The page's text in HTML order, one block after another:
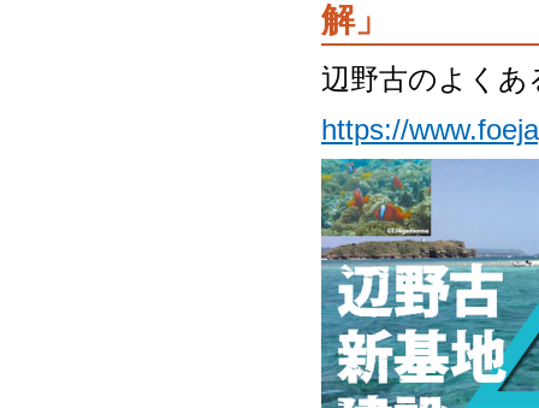
解」
辺野古のよく
https://